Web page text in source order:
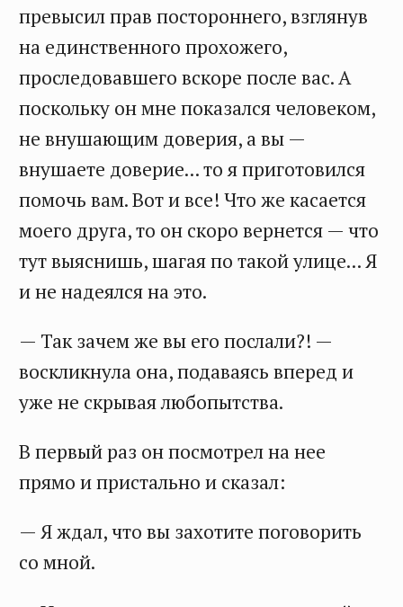
превысил прав постороннего, взглянув
на единственного прохожего,
проследовавшего вскоре после вас. А
поскольку он мне показался человеком,
не внушающим доверия, а вы —
внушаете доверие... то я приготовился
помочь вам. Вот и все! Что же касается
моего друга, то он скоро вернется — что
тут выяснишь, шагая по такой улице... Я
и не надеялся на это.
— Так зачем же вы его послали?! —
воскликнула она, подаваясь вперед и
уже не скрывая любопытства.
В первый раз он посмотрел на нее
прямо и пристально и сказал:
— Я ждал, что вы захотите поговорить
со мной.